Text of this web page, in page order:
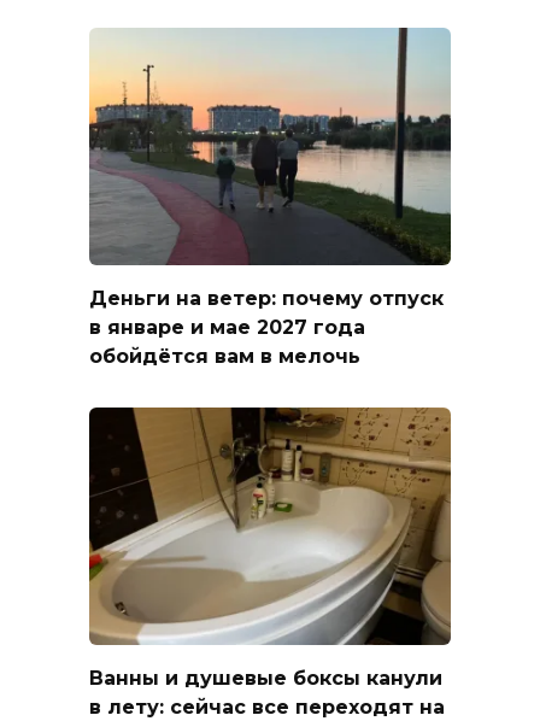
Деньги на ветер: почему отпуск
в январе и мае 2027 года
обойдётся вам в мелочь
Ванны и душевые боксы канули
в лету: сейчас все переходят на